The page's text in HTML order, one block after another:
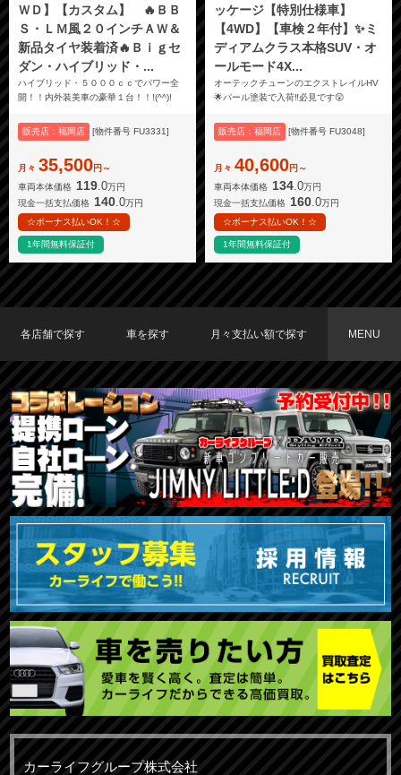
ＷＤ】【カスタム】 🔥ＢＢ
Ｓ・ＬＭ風２０インチＡＷ＆
新品タイヤ装着済🔥Ｂｉｇセ
ダン・ハイブリッド・...
ハイブリッド・５０００ｃｃでパワー全
開！！内外装美車の豪華１台！！!(^^)!
販売店：福岡店 [物件番号 FU3331]
月々 35,500円～
車両本体価格 119 .0万円
現金一括支払価格 140.0万円
☆ボーナス払いOK！☆
1年間無料保証付
ッケージ【特別仕様車】
【4WD】【車検２年付】✨ミ
ディアムクラス本格SUV・オ
ールモード4X...
オーテックチューンのエクストレイルHV
🌟パール塗装で入荷‼️必見です😲
販売店：福岡店 [物件番号 FU3048]
月々 40,600円～
車両本体価格 134 .0万円
現金一括支払価格 160.0万円
☆ボーナス払いOK！☆
1年間無料保証付
各店舗で探す
TOKYO店在庫車両
大阪店在庫車両
福岡店在庫車両
車を探す
車種で探す
メーカーで探す
月々支払い額で探す
〜19,999円
20,000円〜29,999円
30,000円〜39,999円
40,000円〜49,999円
50,000円〜
MENU
カーライフグループ株式会社